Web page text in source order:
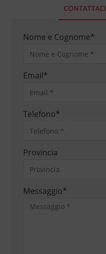
CONTATTACI
Nome e Cognome*
Email*
Telefono*
Provincia
Messaggio*